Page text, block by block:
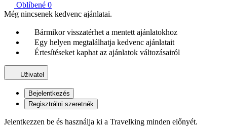
Oblíbené 0
Még nincsenek kedvenc ajánlatai.
Bármikor visszatérhet a mentett ajánlatokhoz
Egy helyen megtalálhatja kedvenc ajánlatait
Értesítéseket kaphat az ajánlatok változásairól
Uživatel
Bejelentkezés
Regisztrálni szeretnék
Jelentkezzen be és használja ki a Travelking minden előnyét.